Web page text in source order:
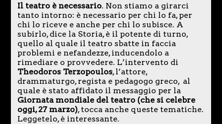
Il teatro è necessario. Non stiamo a girarci
tanto intorno: è necessario per chi lo fa, per
chi lo riceve e anche per chi lo subisce. A
subirlo, dice la Storia, è il potente di turno,
quello al quale il teatro sbatte in faccia
problemi e nefandezze, inducendolo a
rimediare o provvedere. L’intervento di
Theodoros Terzopoulos, l’attore,
drammaturgo, regista e pedagogo greco, al
quale è stato affidato il messaggio per la
Giornata mondiale del teatro (che si celebre
oggi, 27 marzo), tocca anche queste tematiche.
Leggetelo, è interessante.